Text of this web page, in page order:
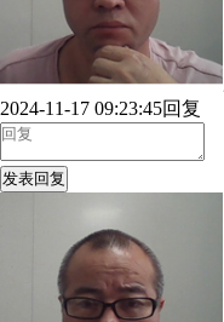
2024-11-17 09:23:45回复
发表回复